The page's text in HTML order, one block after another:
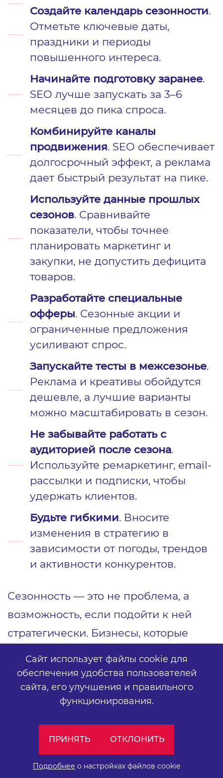
Создайте календарь сезонности.
Отметьте ключевые даты,
праздники и периоды
повышенного интереса.
Начинайте подготовку заранее.
SEO лучше запускать за 3–6
месяцев до пика спроса.
Комбинируйте каналы
продвижения. SEO обеспечивает
долгосрочный эффект, а реклама
дает быстрый результат на пике.
Используйте данные прошлых
сезонов. Сравнивайте
показатели, чтобы точнее
планировать маркетинг и
закупки, не допустить дефицита
товаров.
Разработайте специальные
офферы. Сезонные акции и
ограниченные предложения
усиливают спрос.
Запускайте тесты в межсезонье.
Реклама и креативы обойдутся
дешевле, а лучшие варианты
можно масштабировать в сезон.
Не забывайте работать с
аудиторией после сезона.
Используйте ремаркетинг, email-
рассылки и подписки, чтобы
удержать клиентов.
Будьте гибкими. Вносите
изменения в стратегию в
зависимости от погоды, трендов
и активности конкурентов.
Сезонность — это не проблема, а
возможность, если подойти к ней
стратегически. Бизнесы, которые
периодам, выигрывают у
конкурентов: занимают топовые
позиции в поиске, удерживают
внимание аудитории и получают
максимум клиентов в нужное время.
Сайт использует файлы cookie для
обеспечения удобства пользователей
сайта, его улучшения и правильного
функционирования.
ПРИНЯТЬ ОТКЛОНИТЬ
Подробнее о настройках файлов cookie